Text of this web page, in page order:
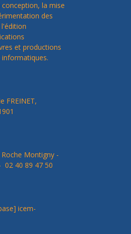
la mise
des
et productions
FREINET,
Montigny -
02 40 89 47 50
icem-